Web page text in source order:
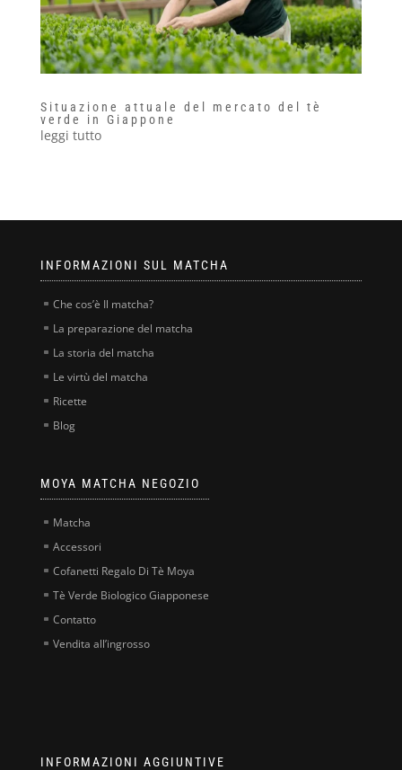
Situazione attuale del mercato del tè
verde in Giappone
leggi tutto
INFORMAZIONI SUL MATCHA
Che cos’è Il matcha?
La preparazione del matcha
La storia del matcha
Le virtù del matcha
Ricette
Blog
MOYA MATCHA NEGOZIO
Matcha
Accessori
Cofanetti Regalo Di Tè Moya
Tè Verde Biologico Giapponese
Contatto
Vendita all’ingrosso
INFORMAZIONI AGGIUNTIVE